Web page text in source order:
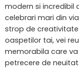
modern si incredibil
celebrari mari din
strop de
oaspetilor tai, vei
memorabila care
petrecere de neuitat.